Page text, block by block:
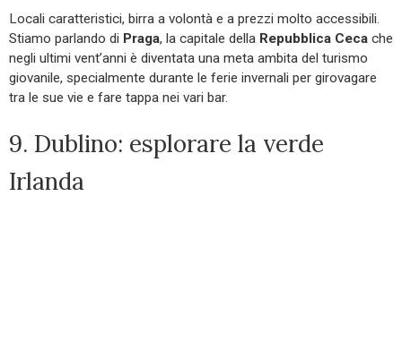
Locali caratteristici, birra a volontà e a prezzi molto accessibili.
Stiamo parlando di Praga, la capitale della Repubblica Ceca che
negli ultimi vent’anni è diventata una meta ambita del turismo
giovanile, specialmente durante le ferie invernali per girovagare
tra le sue vie e fare tappa nei vari bar.
9. Dublino: esplorare la verde
Irlanda